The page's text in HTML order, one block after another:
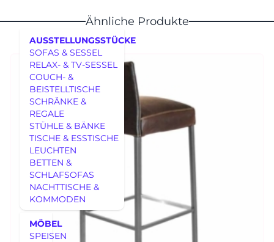
AUSSTELLUNGSSTÜCKE
SOFAS & SESSEL
RELAX- & TV-SESSEL
COUCH- &
BEISTELLTISCHE
SCHRÄNKE &
REGALE
STÜHLE & BÄNKE
TISCHE & ESSTISCHE
LEUCHTEN
BETTEN &
SCHLAFSOFAS
NACHTTISCHE &
KOMMODEN
MÖBEL
MÖBEL
SPEISEN
Ähnliche Produkte